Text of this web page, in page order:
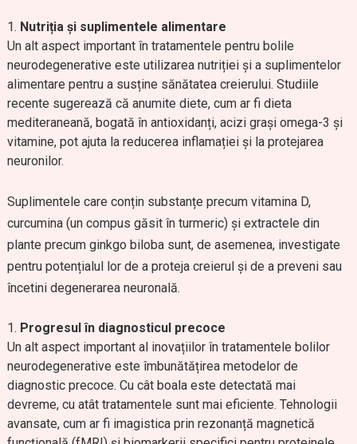
Nutriția și suplimentele alimentare
Un alt aspect important în tratamentele pentru bolile
neurodegenerative este utilizarea nutriției și a suplimentelor
alimentare pentru a susține sănătatea creierului. Studiile
recente sugerează că anumite diete, cum ar fi dieta
mediteraneană, bogată în antioxidanți, acizi grași omega-3 și
vitamine, pot ajuta la reducerea inflamației și la protejarea
neuronilor.
Suplimentele care conțin substanțe precum vitamina D,
curcumina (un compus găsit în turmeric) și extractele din
plante precum ginkgo biloba sunt, de asemenea, investigate
pentru potențialul lor de a proteja creierul și de a preveni sau
încetini degenerarea neuronală.
Progresul în diagnosticul precoce
Un alt aspect important al inovațiilor în tratamentele bolilor
neurodegenerative este îmbunătățirea metodelor de
diagnostic precoce. Cu cât boala este detectată mai
devreme, cu atât tratamentele sunt mai eficiente. Tehnologii
avansate, cum ar fi imagistica prin rezonanță magnetică